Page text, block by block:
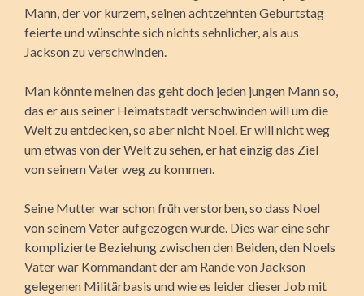
Mann, der vor kurzem, seinen achtzehnten Geburtstag
feierte und wünschte sich nichts sehnlicher, als aus
Jackson zu verschwinden.
Man könnte meinen das geht doch jeden jungen Mann so,
das er aus seiner Heimatstadt verschwinden will um die
Welt zu entdecken, so aber nicht Noel. Er will nicht weg
um etwas von der Welt zu sehen, er hat einzig das Ziel
von seinem Vater weg zu kommen.
Seine Mutter war schon früh verstorben, so dass Noel
von seinem Vater aufgezogen wurde. Dies war eine sehr
komplizierte Beziehung zwischen den Beiden, den Noels
Vater war Kommandant der am Rande von Jackson
gelegenen Militärbasis und wie es leider dieser Job mit